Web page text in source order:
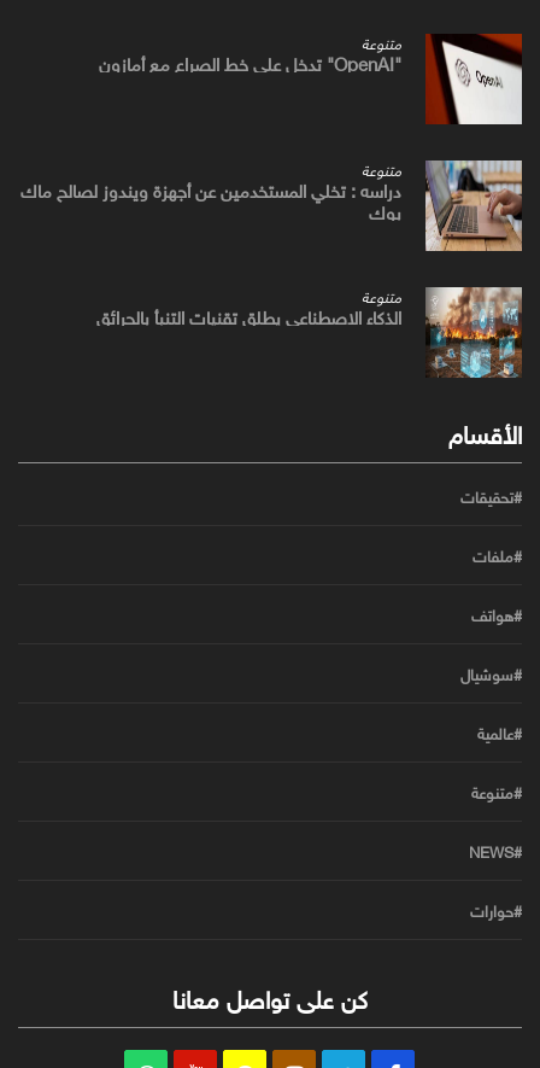
متنوعة
"OpenAI" تدخل علي خط الصراع مع أمازون
متنوعة
دراسه : تخلي المستخدمين عن أجهزة ويندوز لصالح ماك
بوك
متنوعة
الذكاء الاصطناعي يطلق تقنيات التنبأ بالحرائق
الأقسام
#تحقيقات
#ملفات
#هواتف
#سوشيال
#عالمية
#متنوعة
#NEWS
#حوارات
كن على تواصل معانا